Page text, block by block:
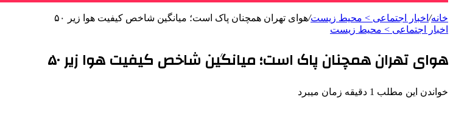
خانه/ اخبار اجتماعی > محیط زیست/هوای تهران همچنان پاک است؛ میانگین شاخص کیفیت هوا زیر ۵۰
اخبار اجتماعی > محیط زیست
هوای تهران همچنان پاک است؛ میانگین شاخص کیفیت هوا زیر ۵۰
خواندن این مطلب 1 دقیقه زمان میبرد